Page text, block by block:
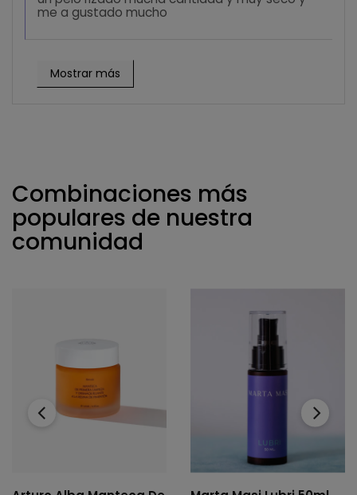
me a gustado mucho
Mostrar más
Combinaciones más
populares de nuestra
comunidad
‹ ›